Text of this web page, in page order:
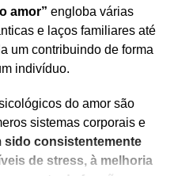
à noite?
sem sentir ansiedade.
a acorda durante a noite,
e dificuldade em
amor” engloba várias
e laços familiares até
um contribuindo de forma
indivíduo.
do amor são
sistemas corporais e
sido consistentemente
de stress, à melhoria